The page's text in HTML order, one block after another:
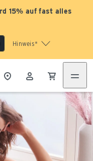
15% auf fast alles
Hinweis*